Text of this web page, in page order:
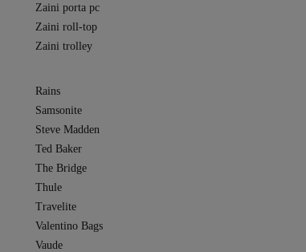
Zaini porta pc
Zaini roll-top
Zaini trolley
Rains
Samsonite
Steve Madden
Ted Baker
The Bridge
Thule
Travelite
Valentino Bags
Vaude